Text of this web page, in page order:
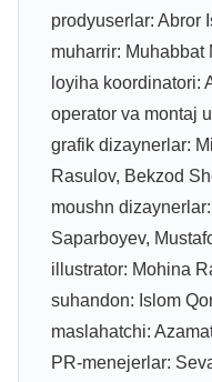
prodyuserlar: Abror
muharrir: Muhabbat
loyiha koordinatori:
operator va montaj
grafik dizaynerlar:
Rasulov, Bekzod
moushn
Saparboyev,
illustrator: Mohina
suhandon: Islom
maslahatchi:
PR-menejerlar: